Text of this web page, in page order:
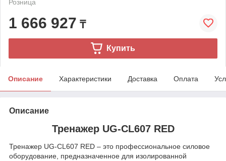
Розница
1 666 927 ₸
Купить
Описание Характеристики Доставка Оплата
Описание
Тренажер UG-CL607 RED
Тренажер UG-CL607 RED – это профессиональное силовое
оборудование, предназначенное для изолированной